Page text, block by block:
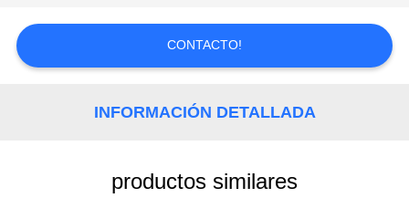
CON
NOTICIAS
CONTACTO!
INFORMACIÓN DETALLADA
productos similares